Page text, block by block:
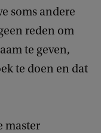
soms andere
reden om
te geven,
te doen en dat
master